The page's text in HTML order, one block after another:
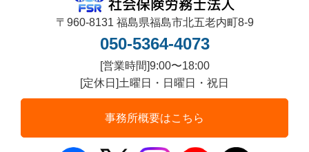
〒960-8131 福島県福島市北五老内町8-9
050-5364-4073
[営業時間]9:00〜18:00
[定休日]土曜日・日曜日・祝日
事務所概要はこちら